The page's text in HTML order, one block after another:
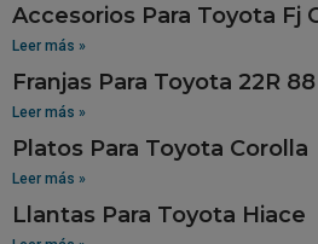
Accesorios Para Toyota Fj
Leer más »
Franjas Para Toyota 22R 88
Leer más »
Platos Para Toyota Corolla
Leer más »
Llantas Para Toyota Hiace